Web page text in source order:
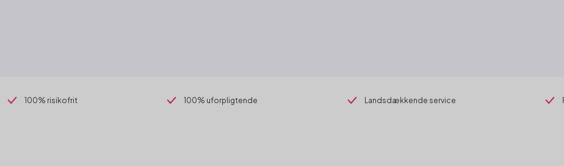
100% risikofrit 100% uforpligtende Landsdækkende service